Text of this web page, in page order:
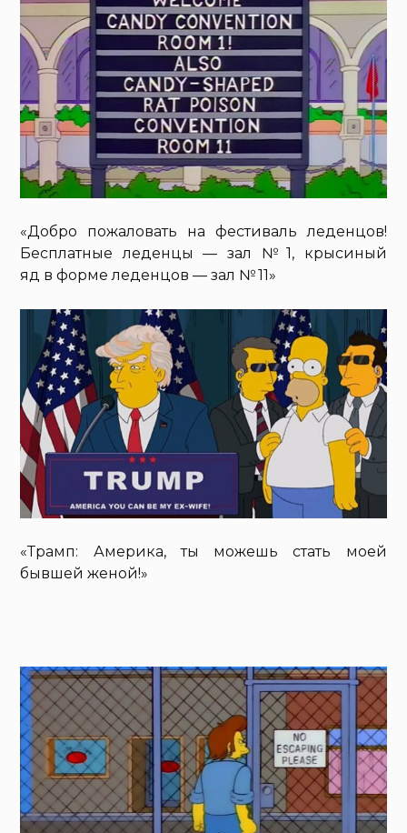
«Добро пожаловать на фестиваль леденцов!
Бесплатные леденцы — зал № 1, крысиный
яд в форме леденцов — зал № 11»
«Трамп: Америка, ты можешь стать моей
бывшей женой!»